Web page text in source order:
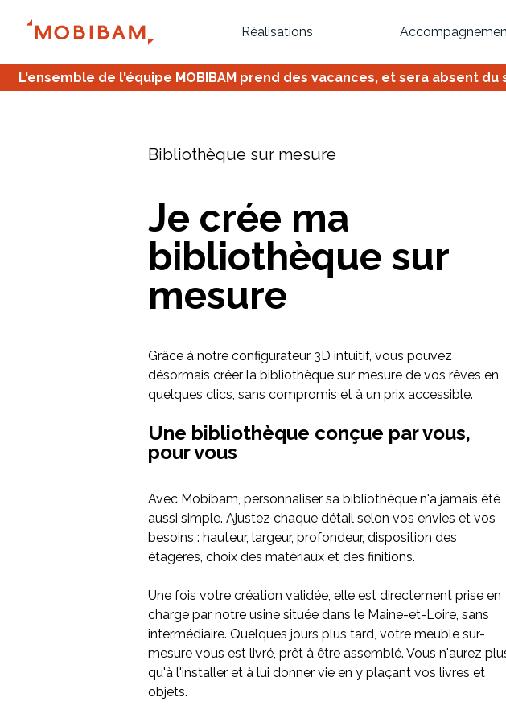
Réalisations
Personnalisez nos
Bureau Verrière Bibliothèque
Imaginez et
L'ensemble de l'équipe MOBIBAM prend des vacances, et sera absent
Bibliothèque sur mesure
Je crée ma
bibliothèque sur
mesure
Grâce à notre configurateur 3D intuitif, vous pouvez
désormais créer la bibliothèque sur mesure de vos rêves en
quelques clics, sans compromis et à un prix accessible.
Une bibliothèque conçue par vous,
pour vous
Avec Mobibam, personnaliser sa bibliothèque n'a jamais été
aussi simple. Ajustez chaque détail selon vos envies et vos
besoins : hauteur, largeur, profondeur, disposition des
étagères, choix des matériaux et des finitions.
Une fois votre création validée, elle est directement prise en
charge par notre usine située dans le Maine-et-Loire, sans
intermédiaire. Quelques jours plus tard, votre meuble sur-
mesure vous est livré, prêt à être assemblé. Vous n'aurez
qu'à l'installer et à lui donner vie en y plaçant vos livres et
objets.